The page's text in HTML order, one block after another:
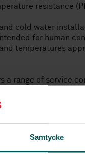
Samtycke
resistance
cold water
for human
temperatures
a range of service
specifies test
applicable to PE-
as of other
without a barrier